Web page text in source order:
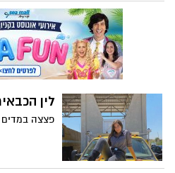
לין
פצצה במדים